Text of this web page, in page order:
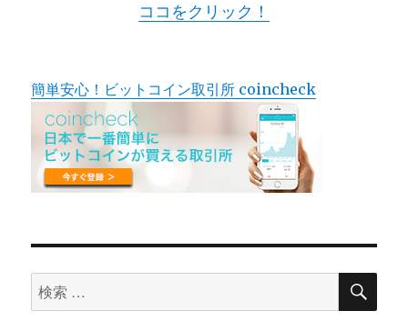
ココをクリック！
簡単安心！ビットコイン取引所 coincheck
検
索
検